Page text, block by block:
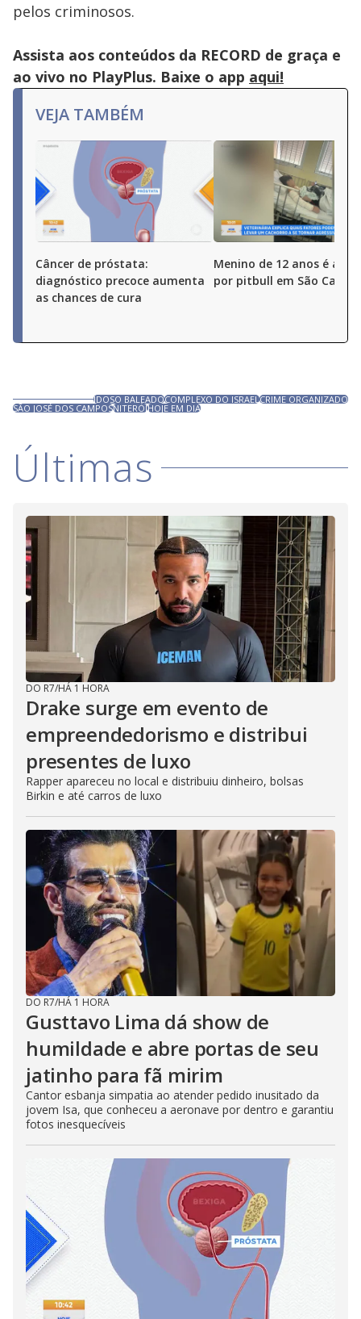
pelos criminosos.
Assista aos conteúdos da RECORD de graça e
ao vivo no PlayPlus. Baixe o app aqui!
VEJA TAMBÉM
Câncer de próstata:
diagnóstico precoce aumenta
as chances de cura
Menino de 12 anos é
por pitbull em São Carlos
IDOSO BALEADOCOMPLEXO DO ISRAELCRIME ORGANIZADO
SÃO JOSÉ DOS CAMPOSNITERÓIHOJE EM DIA
Últimas
DO R7/HÁ 1 HORA
Drake surge em evento de
empreendedorismo e distribui
presentes de luxo
Rapper apareceu no local e distribuiu dinheiro, bolsas
Birkin e até carros de luxo
DO R7/HÁ 1 HORA
Gusttavo Lima dá show de
humildade e abre portas de seu
jatinho para fã mirim
Cantor esbanja simpatia ao atender pedido inusitado da
jovem Isa, que conheceu a aeronave por dentro e garantiu
fotos inesquecíveis